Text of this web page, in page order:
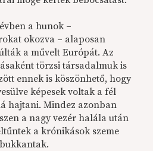
a hunok –
okozva – alaposan
a művelt Európát. Az
törzsi társadalmuk is
ennek is köszönhető, hogy
képesek voltak a fél
hajtani. Mindez azonban
a nagy vezér halála után
a krónikások szeme